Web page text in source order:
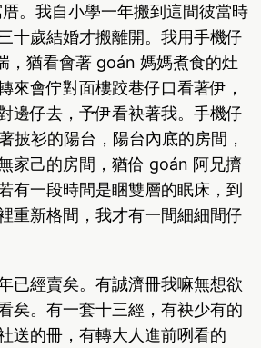
。我自小學一年搬到這間彼當時
十歲結婚才搬離開。我用手機仔
，猶看會著 goán 媽媽煮食的灶
來會佇對面樓跤巷仔口看著伊，
邊仔去，予伊看袂著我。手機仔
披衫的陽台，陽台內底的房間，
家己的房間，猶佮 goán 阿兄擠
有一段時間是睏雙層的眠床，到
重新格間，我才有一間細細間仔
已經賣矣。有誠濟冊我嘛無想欲
矣。有一套十三經，有袂少有的
送的冊，有轉大人進前咧看的